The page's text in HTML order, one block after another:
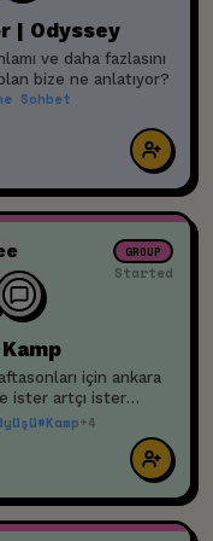
| Odyssey
ve daha fazlasını
masaya yatıralım. Nolan bize ne anlatıyor?
Sohbet
GROUP
Started
için ankara
ister artçı ister
isteyen gezmeyi
oluşturmak
#Kamp+4